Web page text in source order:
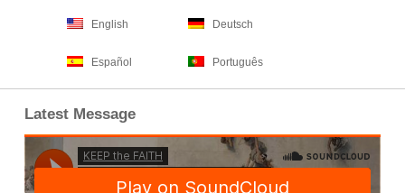
English Deutsch
Español Português
Latest Message